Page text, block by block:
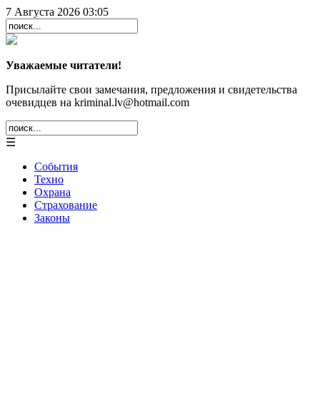
7 Августа 2026 03:05
Уважаемые читатели!
Присылайте свои замечания, предложения и свидетельства
очевидцев на kriminal.lv@hotmail.com
☰
События
Техно
Охрана
Страхование
Законы